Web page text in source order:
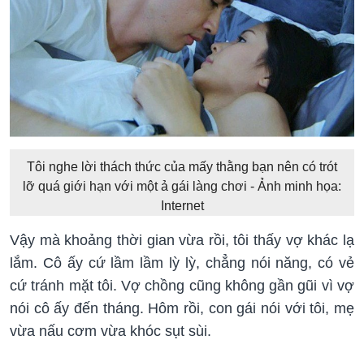
Tôi nghe lời thách thức của mấy thằng bạn nên có trót
lỡ quá giới hạn với một ả gái làng chơi - Ảnh minh họa:
Internet
Vậy mà khoảng thời gian vừa rồi, tôi thấy vợ khác lạ
lắm. Cô ấy cứ lầm lầm lỳ lỳ, chẳng nói năng, có vẻ
cứ tránh mặt tôi. Vợ chồng cũng không gần gũi vì vợ
nói cô ấy đến tháng. Hôm rồi, con gái nói với tôi, mẹ
vừa nấu cơm vừa khóc sụt sùi.